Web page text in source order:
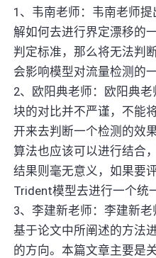
1、韦南老师：韦南老师
解如何去进行界定漂移的
判定标准，那么将无法判
会影响模型对流量检测的
2、欧阳典老师：欧阳典
块的对比并不严谨，不能
开来去判断一个检测的效
算法也应该可以进行结合
结果则毫无意义，如果要
Trident模型去进行一个统
3、李建新老师：李建新
基于论文中所阐述的方法
的方向。本篇文章主要是